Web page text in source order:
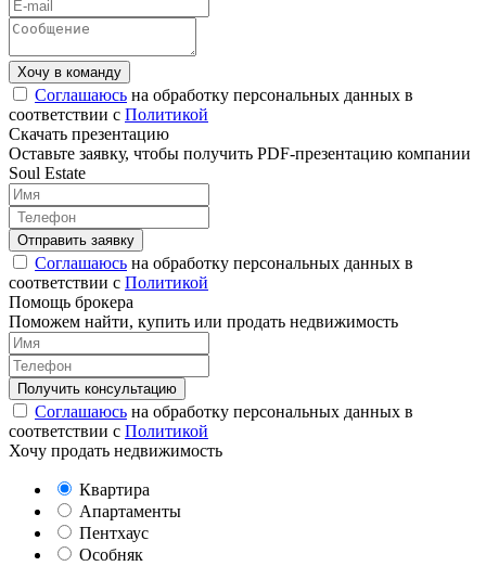
Соглашаюсь на обработку персональных данных в
соответствии с Политикой
Скачать презентацию
Оставьте заявку, чтобы получить PDF-презентацию компании
Soul Estate
Соглашаюсь на обработку персональных данных в
соответствии с Политикой
Помощь брокера
Поможем найти, купить или продать недвижимость
Соглашаюсь на обработку персональных данных в
соответствии с Политикой
Хочу продать недвижимость
Квартира
Апартаменты
Пентхаус
Особняк